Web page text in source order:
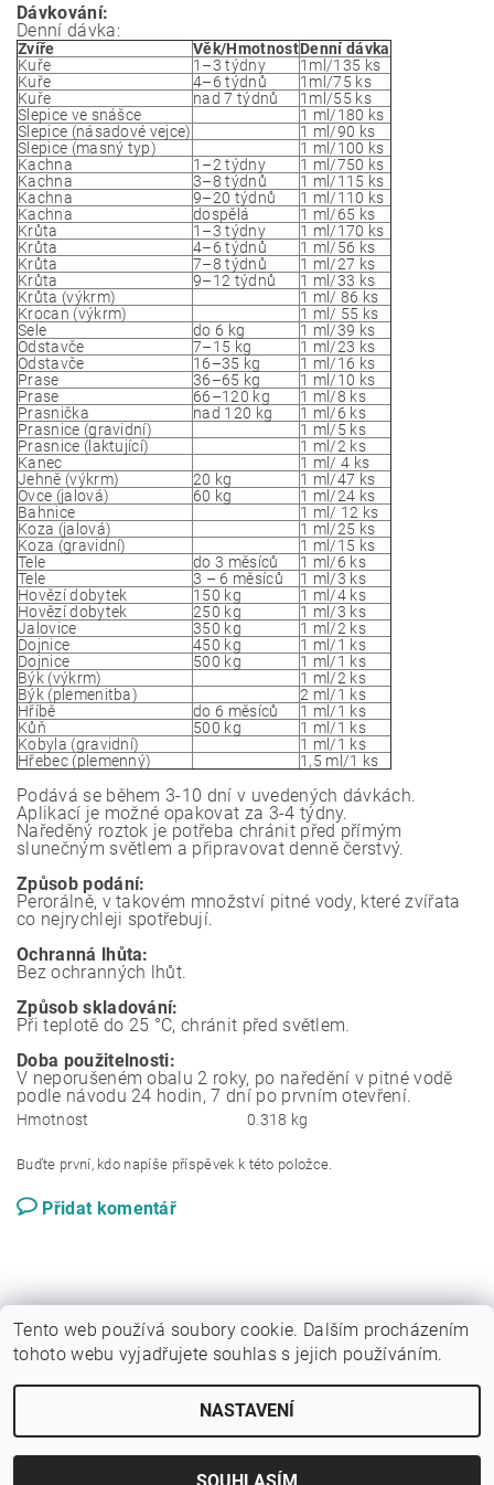
Dávkování:
Denní dávka:
Zvíře Věk/HmotnostDenní dávka
Kuře
1–3 týdny
1ml/135 ks
Kuře
4–6 týdnů
1ml/75 ks
Kuře
nad 7 týdnů
1ml/55 ks
Slepice ve snášce
1 ml/180 ks
Slepice (násadové vejce)
1 ml/90 ks
Slepice (masný typ)
1 ml/100 ks
Kachna
1–2 týdny
1 ml/750 ks
Kachna
3–8 týdnů
1 ml/115 ks
Kachna
9–20 týdnů
1 ml/110 ks
Kachna
dospělá
1 ml/65 ks
Krůta
1–3 týdny
1 ml/170 ks
Krůta
4–6 týdnů
1 ml/56 ks
Krůta
7–8 týdnů
1 ml/27 ks
Krůta
9–12 týdnů
1 ml/33 ks
Krůta (výkrm)
1 ml/ 86 ks
Krocan (výkrm)
1 ml/ 55 ks
Sele
do 6 kg
1 ml/39 ks
Odstavče
7–15 kg
1 ml/23 ks
Odstavče
16–35 kg
1 ml/16 ks
Prase
36–65 kg
1 ml/10 ks
Prase
66–120 kg
1 ml/8 ks
Prasnička
nad 120 kg
1 ml/6 ks
Prasnice (gravidní)
1 ml/5 ks
Prasnice (laktující)
1 ml/2 ks
Kanec
1 ml/ 4 ks
Jehně (výkrm)
20 kg
1 ml/47 ks
Ovce (jalová)
60 kg
1 ml/24 ks
Bahnice
1 ml/ 12 ks
Koza (jalová)
1 ml/25 ks
Koza (gravidní)
1 ml/15 ks
Tele
do 3 měsíců
1 ml/6 ks
Tele
3 – 6 měsíců
1 ml/3 ks
Hovězí dobytek
150 kg
1 ml/4 ks
Hovězí dobytek
250 kg
1 ml/3 ks
Jalovice
350 kg
1 ml/2 ks
Dojnice
450 kg
1 ml/1 ks
Dojnice
500 kg
1 ml/1 ks
Býk (výkrm)
1 ml/2 ks
Býk (plemenitba)
2 ml/1 ks
Hříbě
do 6 měsíců
1 ml/1 ks
Kůň
500 kg
1 ml/1 ks
Kobyla (gravidní)
1 ml/1 ks
Hřebec (plemenný)
1,5 ml/1 ks
Podává se během 3-10 dní v uvedených dávkách.
Aplikací je možné opakovat za 3-4 týdny.
Naředěný roztok je potřeba chránit před přímým
slunečným světlem a připravovat denně čerstvý.
Způsob podání:
Perorálně, v takovém množství pitné vody, které zvířata
co nejrychleji spotřebují.
Ochranná lhůta:
Bez ochranných lhůt.
Způsob skladování:
Při teplotě do 25 °C, chránit před světlem.
Doba použitelnosti:
V neporušeném obalu 2 roky, po naředění v pitné vodě
podle návodu 24 hodin, 7 dní po prvním otevření.
Hmotnost 0.318 kg
Buďte první, kdo napíše příspěvek k této položce.
Přidat komentář
Sytypes.cz Dogfoodanalysis.com
2026 © SYTÝ PES, všechna práva vyhrazena
Vytvořil Shoptet
Tento web používá soubory cookie. Dalším procházením
tohoto webu vyjadřujete souhlas s jejich používáním.
NASTAVENÍ